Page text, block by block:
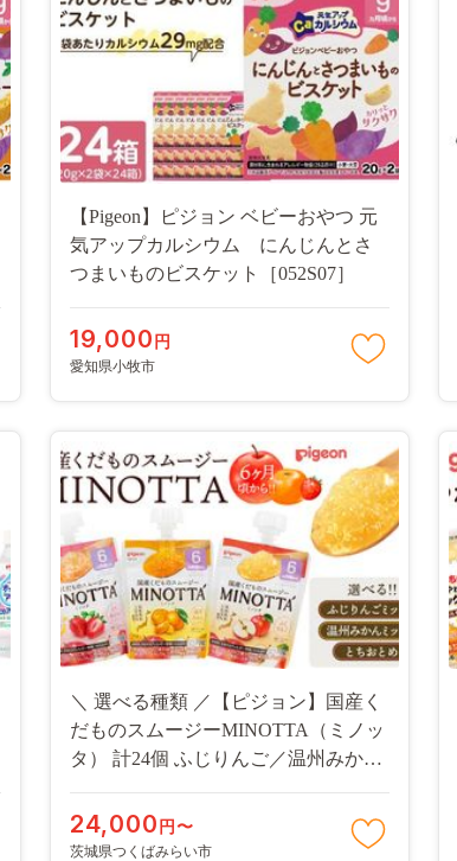
【Pigeon】ピジョン ベビーおやつ 元
気アップカルシウム にんじんとさ
つまいものビスケット［052S07］
19,000 円
愛知県小牧市
＼ 選べる種類 ／【ピジョン】国産く
だものスムージーMINOTTA（ミノッ
タ） 計24個 ふじりんご／温州みかん
セット 6ヵ月頃から ベビーフード 飲
料 スムージー 新生児 乳児 離乳食 お
24,000 円〜
茨城県つくばみらい市